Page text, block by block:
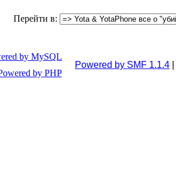
Перейти в:
Powered by SMF 1.1.4